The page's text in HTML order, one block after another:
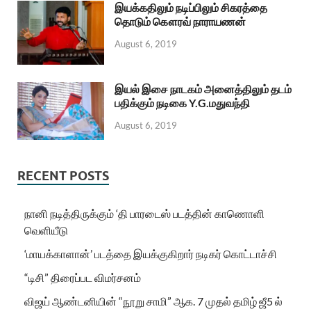
இயக்கதிலும் நடிப்பிலும் சிகரத்தை
தொடும் கௌரவ் நாராயணன்
August 6, 2019
இயல் இசை நாடகம் அனைத்திலும் தடம்
பதிக்கும் நடிகை Y.G.மதுவந்தி
August 6, 2019
RECENT POSTS
நானி நடித்திருக்கும் ‘தி பாரடைஸ் படத்தின் காணொளி
வெளியீடு
‘மாயக்காளான்’ படத்தை இயக்குகிறார் நடிகர் கொட்டாச்சி
“டிசி” திரைப்பட விமர்சனம்
விஜய் ஆண்டனியின் “நூறு சாமி” ஆக. 7 முதல் தமிழ் ஜீ5 ல்